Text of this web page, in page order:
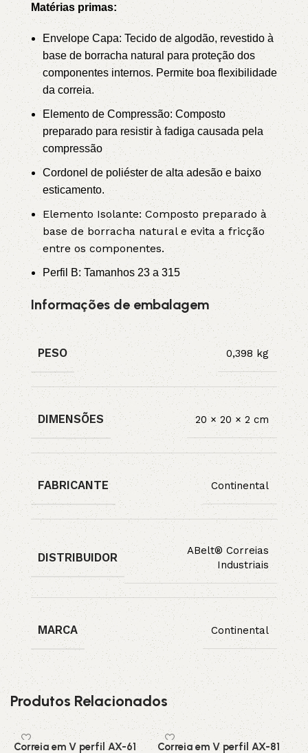
Matérias primas:
Envelope Capa: Tecido de algodão, revestido à
base de borracha natural para proteção dos
componentes internos. Permite boa flexibilidade
da correia.
Elemento de Compressão: Composto
preparado para resistir à fadiga causada pela
compressão
Cordonel de poliéster de alta adesão e baixo
esticamento.
Elemento Isolante: Composto preparado à
base de borracha natural e evita a fricção
entre os componentes.
Perfil B: Tamanhos 23 a 315
Informações de embalagem
PESO 0,398 kg
DIMENSÕES 20 × 20 × 2 cm
FABRICANTE Continental
DISTRIBUIDOR
ABelt® Correias
Industriais
MARCA Continental
Produtos Relacionados
Correia em V perfil AX-61 Correia em V perfil AX-81